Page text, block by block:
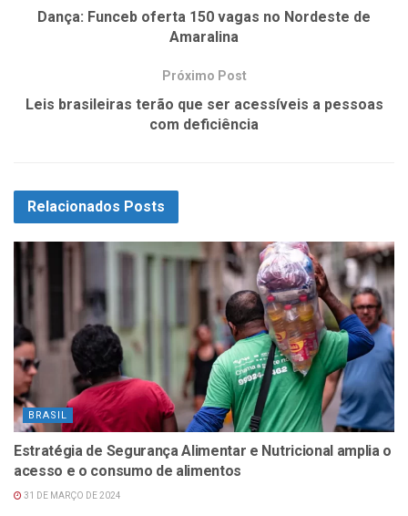
Dança: Funceb oferta 150 vagas no Nordeste de
Amaralina
Próximo Post
Leis brasileiras terão que ser acessíveis a pessoas
com deficiência
Relacionados Posts
BRASIL
Estratégia de Segurança Alimentar e Nutricional amplia o
acesso e o consumo de alimentos
31 DE MARÇO DE 2024